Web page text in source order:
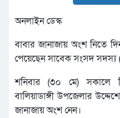
অনলাইন ডেস্ক
বাবার জানাজায় অংশ নিতে
পেয়েছেন সাবেক সংসদ
শনিবার (৩০ মে) সকালে
বালিয়াডাঙ্গী উপজেলার
জানাজায় অংশ নেন।